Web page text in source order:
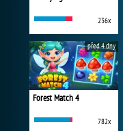
236x
Forest Match 4
782x
před 4 dny